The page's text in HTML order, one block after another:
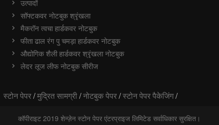
उत्पादों
सॉफ्टकवर नोटबुक श्रृंखला
मैकरॉन त्वचा हार्डकवर नोटबुक
फीता ढाल रंग पु चमड़ा हार्डकवर नोटबुक
औद्योगिक शैली हार्डकवर श्रृंखला नोटबुक
लेदर लूज लीफ नोटबुक सीरीज
स्टोन पेपर/मुद्रित सामग्री/नोटबुक पेपर/स्टोन पेपर पैकेजिंग/
कॉपीराइट 2019 शेन्ज़ेन स्टोन पेपर एंटरप्राइज लिमिटेड सर्वाधिकार सुरक्षित।